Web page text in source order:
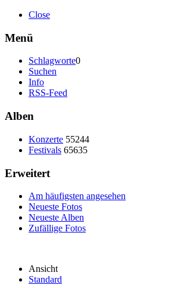
Close
Menü
Schlagworte0
Suchen
Info
RSS-Feed
Alben
Konzerte 55244
Festivals 65635
Erweitert
Am häufigsten angesehen
Neueste Fotos
Neueste Alben
Zufällige Fotos
Ansicht
Standard